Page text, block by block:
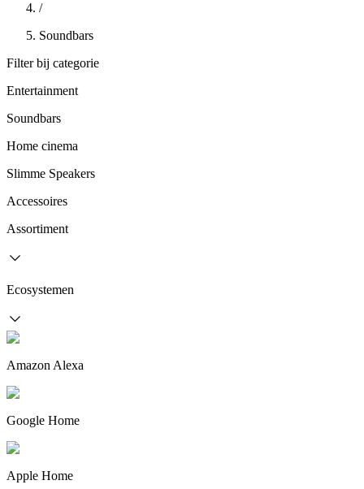
/
Soundbars
Filter bij categorie
Entertainment
Soundbars
Home cinema
Slimme Speakers
Accessoires
Assortiment
Ecosystemen
Amazon Alexa
Google Home
Apple Home